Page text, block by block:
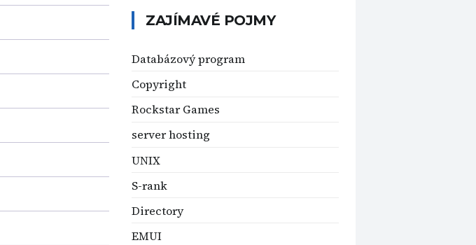
ZAJÍMAVÉ POJMY
Databázový program
Copyright
Rockstar Games
server hosting
UNIX
S-rank
Directory
EMUI